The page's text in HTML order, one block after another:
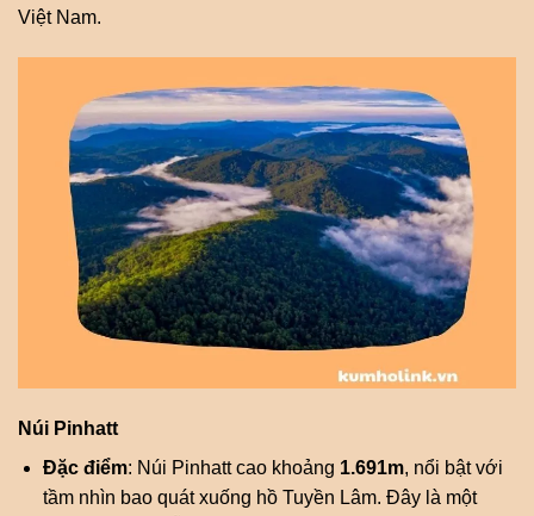
Việt Nam.
Núi Pinhatt
Đặc điểm: Núi Pinhatt cao khoảng 1.691m, nổi bật với
tầm nhìn bao quát xuống hồ Tuyền Lâm. Đây là một